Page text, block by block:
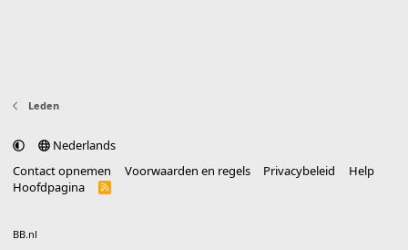
Leden
Nederlands
Contact opnemen
Voorwaarden en regels Privacybeleid
Help
Hoofdpagina
R
BB.nl